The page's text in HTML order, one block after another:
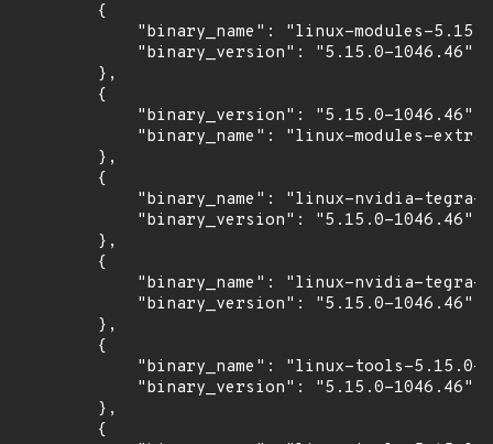
        {
"binary_name": "linux-modules-
            "binary_version": "5.15.0-1046.46"
        },
        {
            "binary_version": "5.15.0-1046.46",
"binary_name": "linux-modules-
        },
        {
"binary_name": "linux-nvidia-tegra-
            "binary_version": "5.15.0-1046.46"
        },
        {
"binary_name": "linux-nvidia-tegra-
            "binary_version": "5.15.0-1046.46"
        },
        {
"binary_name": "linux-tools-5.15.0-
            "binary_version": "5.15.0-1046.46"
        },
        {